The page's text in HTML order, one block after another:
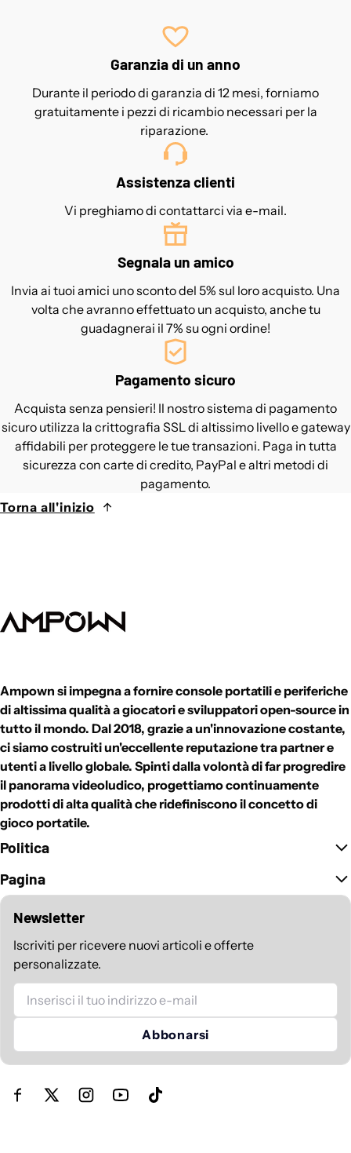
Garanzia di un anno
Durante il periodo di garanzia di 12 mesi, forniamo
gratuitamente i pezzi di ricambio necessari per la
riparazione.
Assistenza clienti
Vi preghiamo di contattarci via e-mail.
Segnala un amico
Invia ai tuoi amici uno sconto del 5% sul loro acquisto. Una
volta che avranno effettuato un acquisto, anche tu
guadagnerai il 7% su ogni ordine!
Pagamento sicuro
Acquista senza pensieri! Il nostro sistema di pagamento
sicuro utilizza la crittografia SSL di altissimo livello e gateway
affidabili per proteggere le tue transazioni. Paga in tutta
sicurezza con carte di credito, PayPal e altri metodi di
pagamento.
Torna all'inizio
Ampown si impegna a fornire console portatili e periferiche
di altissima qualità a giocatori e sviluppatori open-source in
tutto il mondo. Dal 2018, grazie a un'innovazione costante,
ci siamo costruiti un'eccellente reputazione tra partner e
utenti a livello globale. Spinti dalla volontà di far progredire
il panorama videoludico, progettiamo continuamente
prodotti di alta qualità che ridefiniscono il concetto di
gioco portatile.
Politica
Pagina
Newsletter
Iscriviti per ricevere nuovi articoli e offerte
personalizzate.
Abbonarsi